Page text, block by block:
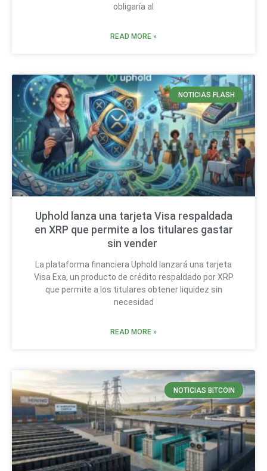
obligaría al
READ MORE »
NOTICIAS FLASH
Uphold lanza una tarjeta Visa respaldada
en XRP que permite a los titulares gastar
sin vender
La plataforma financiera Uphold lanzará una tarjeta
Visa Exa, un producto de crédito respaldado por XRP
que permite a los titulares obtener liquidez sin
necesidad
READ MORE »
NOTICIAS BITCOIN